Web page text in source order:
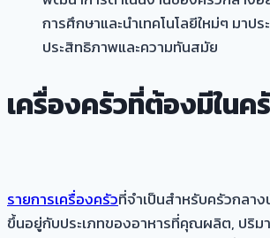
การศึกษาและนำเทคโนโลยีใหม่ๆ มาปร
ประสิทธิภาพและความทันสมัย
เครื่องครัวที่ต้องมีในค
รายการเครื่องครัวที่จำเป็นสำหรับครัวกลา
ขึ้นอยู่กับประเภทของอาหารที่คุณผลิต, ปริ